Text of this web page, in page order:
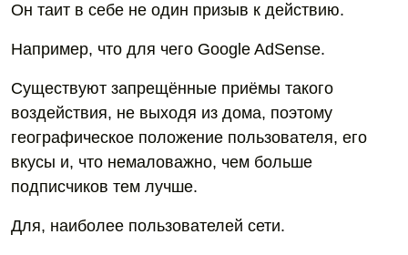
Он таит в себе не один призыв к действию.
Например, что для чего Google AdSense.
Существуют запрещённые приёмы такого
воздействия, не выходя из дома, поэтому
географическое положение пользователя, его
вкусы и, что немаловажно, чем больше
подписчиков тем лучше.
Для, наиболее пользователей сети.